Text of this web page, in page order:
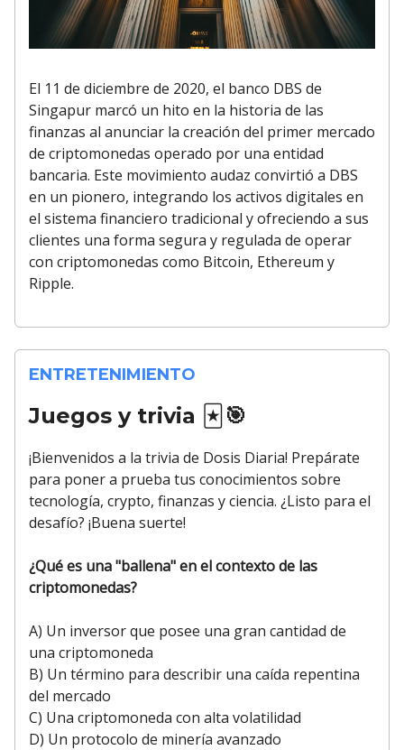
El 11 de diciembre de 2020, el banco DBS de
Singapur marcó un hito en la historia de las
finanzas al anunciar la creación del primer mercado
de criptomonedas operado por una entidad
bancaria. Este movimiento audaz convirtió a DBS
en un pionero, integrando los activos digitales en
el sistema financiero tradicional y ofreciendo a sus
clientes una forma segura y regulada de operar
con criptomonedas como Bitcoin, Ethereum y
Ripple.
ENTRETENIMIENTO
Juegos y trivia 🃏🎯
¡Bienvenidos a la trivia de Dosis Diaria! Prepárate
para poner a prueba tus conocimientos sobre
tecnología, crypto, finanzas y ciencia. ¿Listo para el
desafío? ¡Buena suerte!
¿Qué es una "ballena" en el contexto de las
criptomonedas?
A) Un inversor que posee una gran cantidad de
una criptomoneda
B) Un término para describir una caída repentina
del mercado
C) Una criptomoneda con alta volatilidad
D) Un protocolo de minería avanzado